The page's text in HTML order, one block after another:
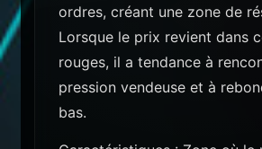
ordres, créant une zone de
Lorsque le prix revient dans
rouges, il a tendance à
pression vendeuse et à
bas.